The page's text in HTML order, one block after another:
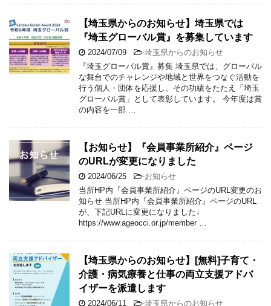
【埼玉県からのお知らせ】埼玉県では
『埼玉グローバル賞』を募集しています
2024/07/09 -埼玉県からのお知らせ
『埼玉グローバル賞』募集 埼玉県では、グローバル
な舞台でのチャレンジや地域と世界をつなぐ活動を
行う個人・団体を応援し、その功績をたたえ「埼玉
グローバル賞」として表彰しています。 今年度は賞
の内容を一部 …
【お知らせ】『会員事業所紹介』ページ
のURLが変更になりました
2024/06/25 -お知らせ
当所HP内『会員事業所紹介』ページのURL変更のお
知らせ 当所HP内『会員事業所紹介』ページのURL
が、下記URLに変更になりました↓
https://www.ageocci.or.jp/member …
【埼玉県からのお知らせ】[無料]子育て・
介護・病気療養と仕事の両立支援アドバ
イザーを派遣します
2024/06/11 -埼玉県からのお知らせ